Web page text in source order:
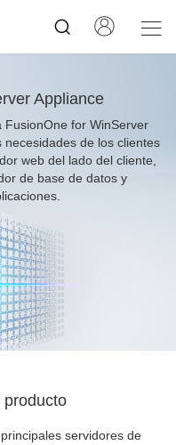
Appliance
for WinServer
de los clientes
web del lado del cliente,
de base de datos y
producto
servidores de